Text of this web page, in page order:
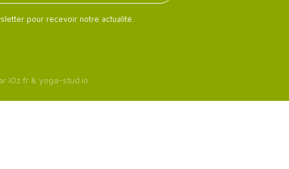
pour recevoir notre actualité.
iOz.fr & yoga-stud.io